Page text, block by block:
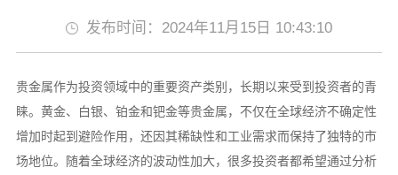
发布时间：2024年11月15日 10:43:10
贵金属作为投资领域中的重要资产类别，长期以来受到投资者的青
睐。黄金、白银、铂金和钯金等贵金属，不仅在全球经济不确定性
增加时起到避险作用，还因其稀缺性和工业需求而保持了独特的市
场地位。随着全球经济的波动性加大，很多投资者都希望通过分析